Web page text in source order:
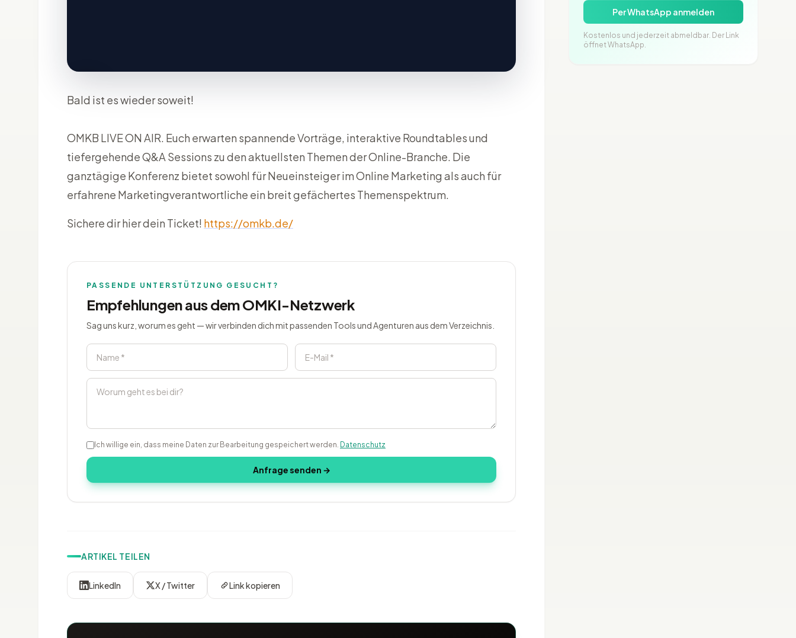
Bald ist es wieder soweit!
OMKB LIVE ON AIR. Euch erwarten spannende Vorträge, interaktive Roundtables und
tiefergehende Q&A Sessions zu den aktuellsten Themen der Online-Branche. Die
ganztägige Konferenz bietet sowohl für Neueinsteiger im Online Marketing als auch für
erfahrene Marketingverantwortliche ein breit gefächertes Themenspektrum.
Sichere dir hier dein Ticket! https://omkb.de/
PASSENDE UNTERSTÜTZUNG GESUCHT?
Empfehlungen aus dem OMKI-Netzwerk
Sag uns kurz, worum es geht — wir verbinden dich mit passenden Tools und Agenturen aus dem Verzeichnis.
Ich willige ein, dass meine Daten zur Bearbeitung gespeichert werden. Datenschutz
Anfrage senden →
ARTIKEL TEILEN
LinkedIn X / Twitter Link kopieren
Per WhatsApp anmelden
Kostenlos und jederzeit abmeldbar. Der Link
öffnet WhatsApp.